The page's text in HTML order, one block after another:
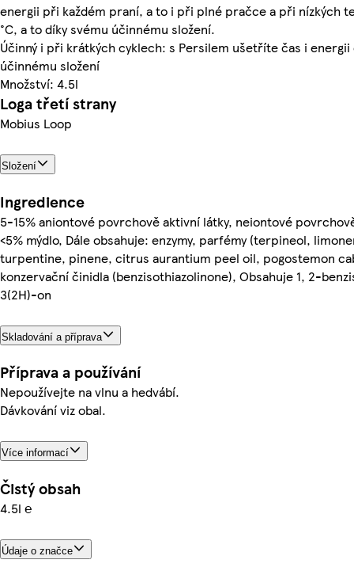
energii při každém praní, a to i při plné pračce a při nízkých
°C, a to díky svému účinnému složení.
Účinný i při krátkých cyklech: s Persilem ušetříte čas i energii
účinnému složení
Množství: 4.5l
Loga třetí strany
Mobius Loop
Složení
Ingredience
5-15% aniontové povrchově aktivní látky, neiontové
<5% mýdlo, Dále obsahuje: enzymy, parfémy (terpineol,
turpentine, pinene, citrus aurantium peel oil, pogostemon
konzervační činidla (benzisothiazolinone), Obsahuje 1, 2-
3(2H)-on
Skladování a příprava
Příprava a používání
Nepoužívejte na vlnu a hedvábí.
Dávkování viz obal.
Více informací
Čistý obsah
4.5l ℮
Údaje o značce